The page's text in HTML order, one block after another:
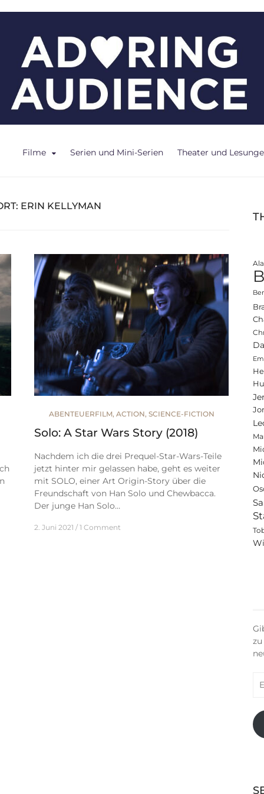
Filme Serien und Mini-Serien Theater und
ERIN KELLYMAN
ABENTEUERFILM, ACTION, SCIENCE-FICTION
Solo: A Star Wars Story (2018)
Nachdem ich die drei Prequel-Star-Wars-Teile
jetzt hinter mir gelassen habe, geht es weiter
mit SOLO, einer Art Origin-Story über die
Freundschaft von Han Solo und Chewbacca.
Der junge Han Solo…
2. Juni 2021 1 Comment